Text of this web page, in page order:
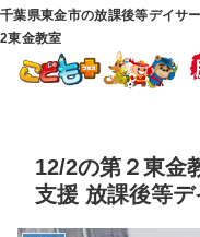
千葉県東金市の放課後等デイサ
2東金教室
12/2の第２東金
支援 放課後等デ